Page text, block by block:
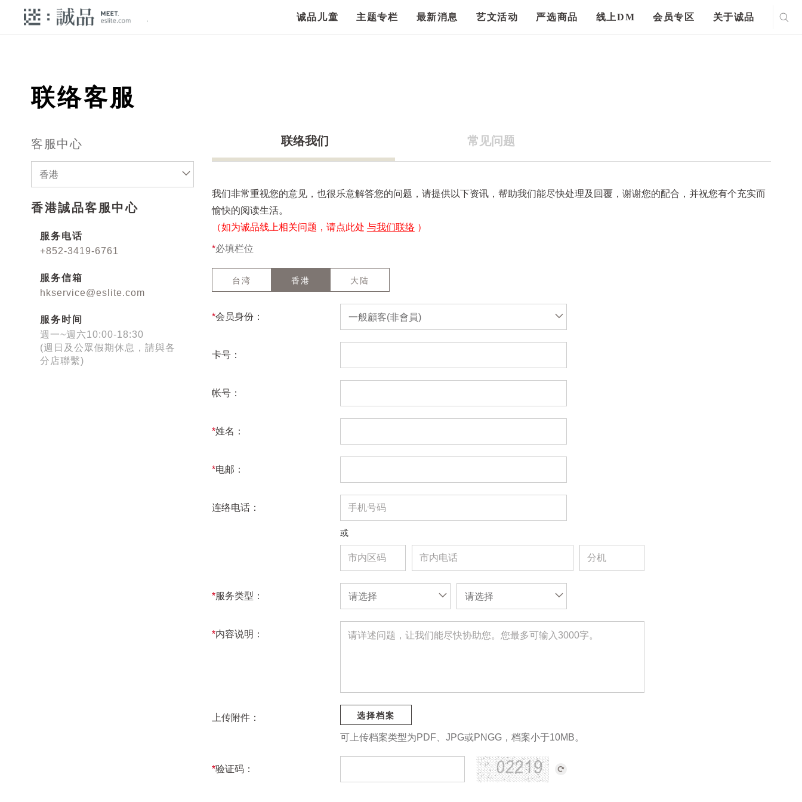
诚品儿童 主题专栏 最新消息 艺文活动 严选商品 线上DM 会员专区 关于诚品
联络客服
客服中心
香港
香港誠品客服中心
服务电话
+852-3419-6761
服务信箱
hkservice@eslite.com
服务时间
週一~週六10:00-18:30
(週日及公眾假期休息，請與各
分店聯繫)
联络我们 常见问题
我们非常重视您的意见，也很乐意解答您的问题，请提供以下资讯，帮助我们能尽快处理及回覆，谢谢您的配合，并祝您有个充实而
愉快的阅读生活。
（如为诚品线上相关问题，请点此处 与我们联络 ）
*必填栏位
台湾 香港 大陆
*会员身份： 一般顧客(非會員)
卡号：
帐号：
*姓名：
*电邮：
连络电话：
或
*服务类型： 请选择 请选择
*内容说明：
上传附件： 选择档案
可上传档案类型为PDF、JPG或PNGG，档案小于10MB。
*验证码：